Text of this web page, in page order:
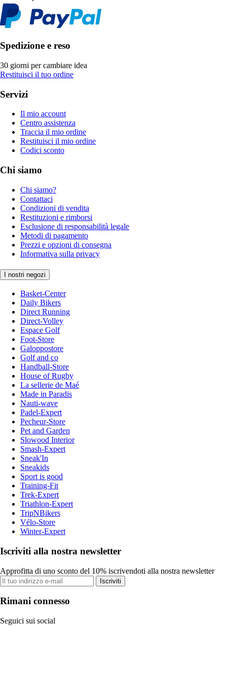
Spedizione e reso
30 giorni per cambiare idea
Restituisci il tuo ordine
Servizi
Il mio account
Centro assistenza
Traccia il mio ordine
Restituisci il mio ordine
Codici sconto
Chi siamo
Chi siamo?
Contattaci
Condizioni di vendita
Restituzioni e rimborsi
Esclusione di responsabilità legale
Metodi di pagamento
Prezzi e opzioni di consegna
Informativa sulla privacy
I nostri negozi
Basket-Center
Daily Bikers
Direct Running
Direct-Volley
Espace Golf
Foot-Store
Galoppostore
Golf and co
Handball-Store
House of Rugby
La sellerie de Maé
Made in Paradis
Nauti-wave
Padel-Expert
Pecheur-Store
Pet and Garden
Slowood Interior
Smash-Expert
Sneak'In
Sneakids
Sport is good
Training-Fit
Trek-Expert
Triathlon-Expert
TripNBikers
Vélo-Store
Winter-Expert
Iscriviti alla nostra newsletter
Approfitta di uno sconto del 10% iscrivendoti alla nostra newsletter
Iscriviti
Rimani connesso
Seguici sui social